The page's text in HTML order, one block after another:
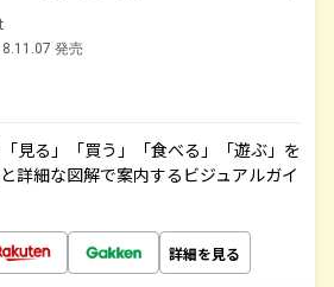
発売
見る」「買う」「食べる」「遊ぶ」を
詳細な図解で案内するビジュアルガイ
詳細を見る